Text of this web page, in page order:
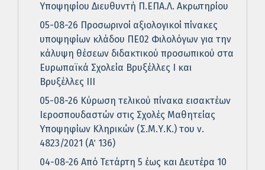
Υποψηφίου Διευθυντή Π.ΕΠΑ.Λ. Ακρωτηρίου
05-08-26 Προσωρινοί αξιολογικοί πίνακες
υποψηφίων κλάδου ΠΕ02 Φιλολόγων για την
κάλυψη θέσεων διδακτικού προσωπικού στα
Ευρωπαϊκά Σχολεία Βρυξέλλες Ι και
Βρυξέλλες ΙΙΙ
05-08-26 Κύρωση τελικού πίνακα εισακτέων
Ιεροσπουδαστών στις Σχολές Μαθητείας
Υποψηφίων Κληρικών (Σ.Μ.Υ.Κ.) του ν.
4823/2021 (Α΄ 136)
04-08-26 Από Τετάρτη 5 έως και Δευτέρα 10